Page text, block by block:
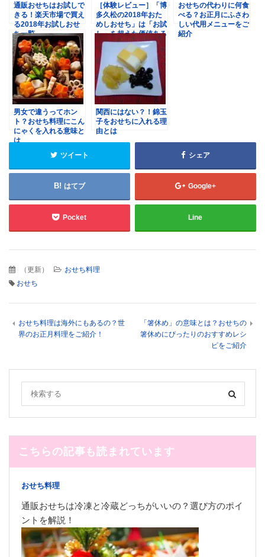
通販おせちはお試しで
きる！楽天市場で買え
る2018年お試しおせ
ち一覧
［体験レビュー］「博
多久松の2018年おた
めしおせち」は「お試
し」を超えた価値ある
一品
おせちの代わりに何食
べる？お正月にふさわ
しい代用メニューをご
紹介
男女で違うってホン
ト？おせち料理にこん
にゃくを入れる意味と
は
関西にはない？！錦玉
子をおせちに入れる理
由とは
ツイート シェア
はてブ Google+
Pocket Line
（更新）
おせち料理
おせち
おせち料理は海外にもあるの？世
界のお正月料理をご紹介！
「箸休め」の意味とは？おせちの
箸休めにぴったりのおすすめレシ
ピをご紹介
こちらの記事も読まれています
おせち料理
通販おせちは冷凍と冷蔵どっちがいいの？選び方のポイ
ントを解説！